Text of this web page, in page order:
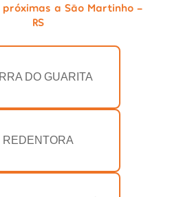
próximas a São Martinho -
RS
DO GUARITA
REDENTORA